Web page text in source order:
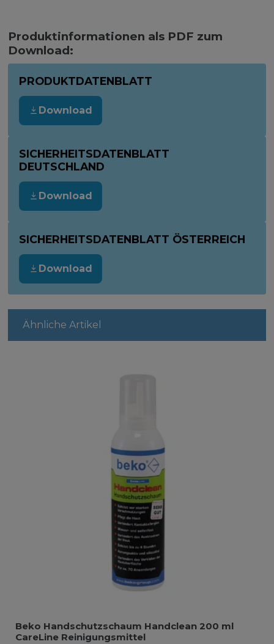
Produktinformationen als PDF zum
Download:
PRODUKTDATENBLATT
Download
SICHERHEITSDATENBLATT
DEUTSCHLAND
Download
SICHERHEITSDATENBLATT ÖSTERREICH
Download
Ähnliche Artikel
Beko Handschutzschaum Handclean 200 ml
CareLine Reinigungsmittel